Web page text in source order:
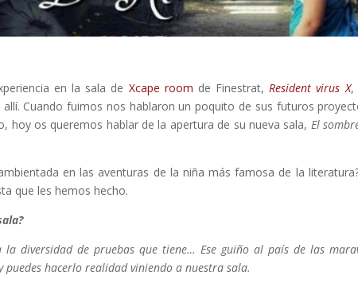
en la sala de Xcape room de Finestrat,Resident virus X,
Cuando fuimos nos hablaron un poquito de sus futuros
hoy os queremos hablar de la apertura de su nueva sala, El
en las aventuras de la niña más famosa de la
que les hemos hecho.
diversidad de pruebas que tiene… Ese guiño al país de las
puedes hacerlo realidad viniendo a nuestra sala.